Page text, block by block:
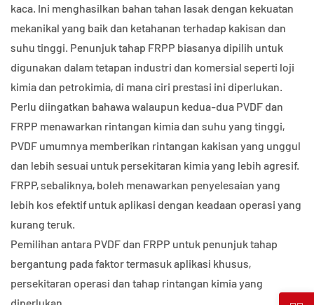
kaca. Ini menghasilkan bahan tahan lasak dengan kekuatan
mekanikal yang baik dan ketahanan terhadap kakisan dan
suhu tinggi. Penunjuk tahap FRPP biasanya dipilih untuk
digunakan dalam tetapan industri dan komersial seperti loji
kimia dan petrokimia, di mana ciri prestasi ini diperlukan.
Perlu diingatkan bahawa walaupun kedua-dua PVDF dan
FRPP menawarkan rintangan kimia dan suhu yang tinggi,
PVDF umumnya memberikan rintangan kakisan yang unggul
dan lebih sesuai untuk persekitaran kimia yang lebih agresif.
FRPP, sebaliknya, boleh menawarkan penyelesaian yang
lebih kos efektif untuk aplikasi dengan keadaan operasi yang
kurang teruk.
Pemilihan antara PVDF dan FRPP untuk penunjuk tahap
bergantung pada faktor termasuk aplikasi khusus,
persekitaran operasi dan tahap rintangan kimia yang